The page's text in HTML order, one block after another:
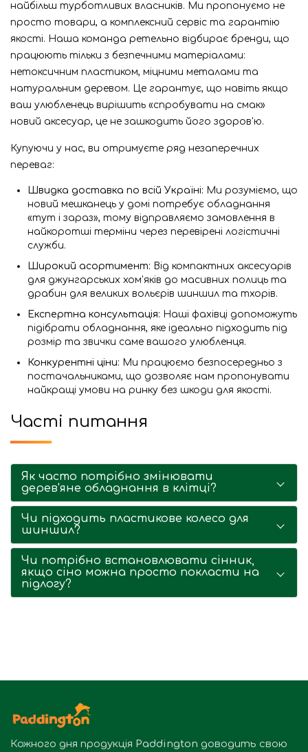
найбільш турботливих власників. Ми пропонуємо не
просто товари, а комплексний сервіс та гарантію
якості. Наша команда ретельно відбирає бренди, що
працюють тільки з безпечними матеріалами:
нетоксичним пластиком, міцними металами та
натуральним деревом. Це гарантує, що навіть якщо
ваш улюбленець вирішить «спробувати на смак»
новий аксесуар, це не зашкодить його здоров'ю.
Купуючи у нас, ви отримуєте ряд незаперечних
переваг:
Швидка доставка по всій Україні: Ми розуміємо, що
новий мешканець у домі потребує обладнання
«тут і зараз», тому відправляємо замовлення в
найкоротші терміни через перевірені логістичні
служби.
Широкий асортимент: Від компактних аксесуарів
для джунгарських хом'яків до масивних полиць та
драбин для великих вольєрів шиншил та тхорів.
Експертна консультація: Наші фахівці допоможуть
підібрати обладнання, яке ідеально підходить під
розмір та звички саме вашого улюбленця.
Конкурентні ціни: Ми працюємо безпосередньо з
постачальниками, що дозволяє нам пропонувати
найкращі умови на ринку без шкоди для якості.
Часті питання
Як часто потрібно змінювати
дерев'яне обладнання в клітці?
Чи підходить пластикове колесо для
шиншил?
Чи потрібно встановлювати сінник,
якщо сіно можна просто покласти на
підлогу?
Кожного дня продукція Paddington доводить свою